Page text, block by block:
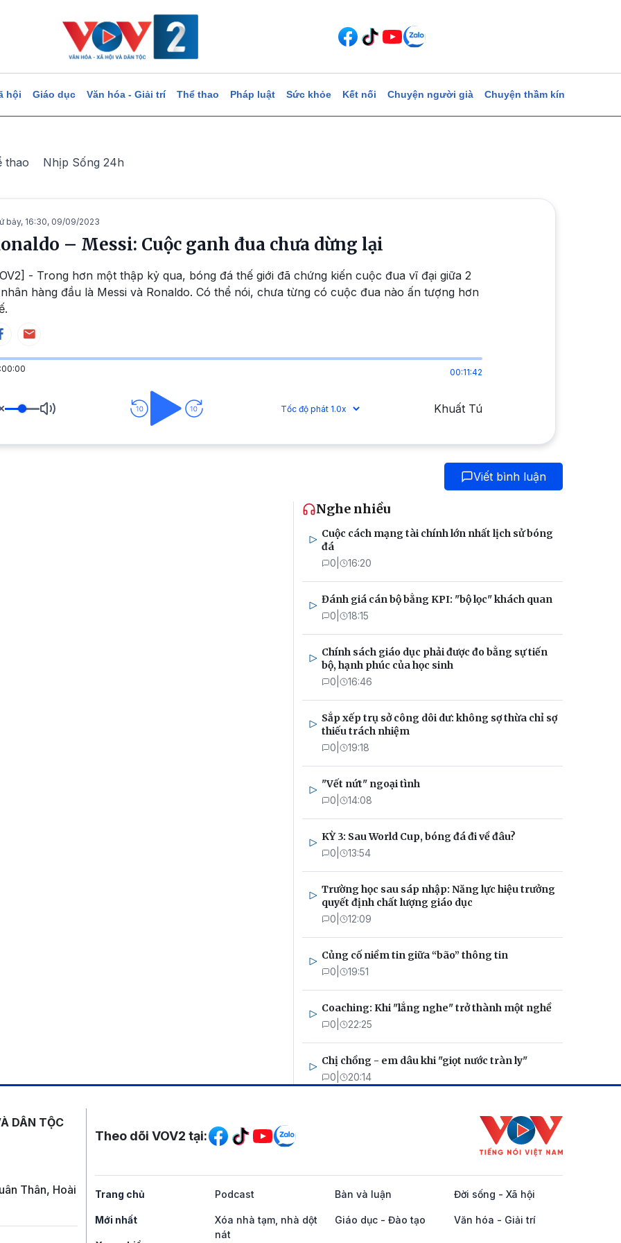
hội Giáo dục Văn hóa - Giải trí Thể thao Pháp luật Sức khỏe Kết nối Chuyện người già Chuyện thầm kín
thao Nhịp Sống 24h
bảy, 16:30, 09/09/2023
– Messi: Cuộc ganh đua chưa dừng lại
- Trong hơn một thập kỷ qua, bóng đá thế giới đã chứng kiến cuộc đua vĩ đại giữa 2
hàng đầu là Messi và Ronaldo. Có thể nói, chưa từng có cuộc đua nào ấn tượng hơn
00:11:42
Khuất Tú
Viết bình luận
Nghe nhiều
Cuộc cách mạng tài chính lớn nhất lịch sử bóng
đá
0 16:20
Đánh giá cán bộ bằng KPI: "bộ lọc" khách quan
0 18:15
Chính sách giáo dục phải được đo bằng sự tiến
bộ, hạnh phúc của học sinh
0 16:46
Sắp xếp trụ sở công dôi dư: không sợ thừa chỉ sợ
thiếu trách nhiệm
0 19:18
"Vết nứt" ngoại tình
0 14:08
KỲ 3: Sau World Cup, bóng đá đi về đâu?
0 13:54
Trường học sau sáp nhập: Năng lực hiệu trưởng
quyết định chất lượng giáo dục
0 12:09
Củng cố niềm tin giữa “bão” thông tin
0 19:51
Coaching: Khi "lắng nghe" trở thành một nghề
0 22:25
Chị chồng - em dâu khi "giọt nước tràn ly"
0 20:14
DÂN TỘC
Thân, Hoài
Mạng xã hội
Theo dõi VOV2 tại:
Trang chủ
Mới nhất
Podcast Bàn và luận Đời sống - Xã hội
Xóa nhà tạm, nhà dột
nát
Giáo dục - Đào tạo Văn hóa - Giải trí